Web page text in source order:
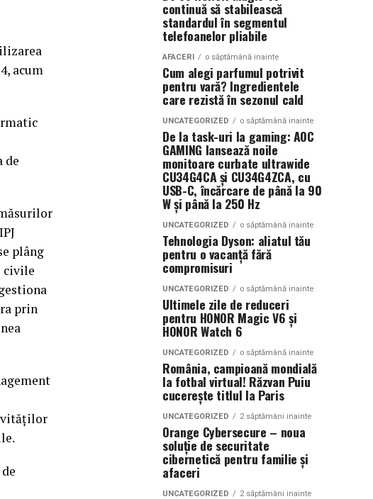
acum
de
plâng
civile
prin
continuă să stabilească
standardul în segmentul
telefoanelor pliabile
AFACERI o săptămână inainte
Cum alegi parfumul potrivit
pentru vară? Ingredientele
care rezistă în sezonul cald
UNCATEGORIZED o săptămână inainte
De la task-uri la gaming: AOC
GAMING lansează noile
monitoare curbate ultrawide
CU34G4CA și CU34G4ZCA, cu
USB-C, încărcare de până la 90
W și până la 250 Hz
UNCATEGORIZED o săptămână inainte
Tehnologia Dyson: aliatul tău
pentru o vacanță fără
compromisuri
UNCATEGORIZED o săptămână inainte
Ultimele zile de reduceri
pentru HONOR Magic V6 și
HONOR Watch 6
UNCATEGORIZED o săptămână inainte
România, campioană mondială
la fotbal virtual! Răzvan Puiu
cucerește titlul la Paris
UNCATEGORIZED 2 săptămâni inainte
Orange Cybersecure – noua
soluție de securitate
cibernetică pentru familie și
afaceri
UNCATEGORIZED 2 săptămâni inainte